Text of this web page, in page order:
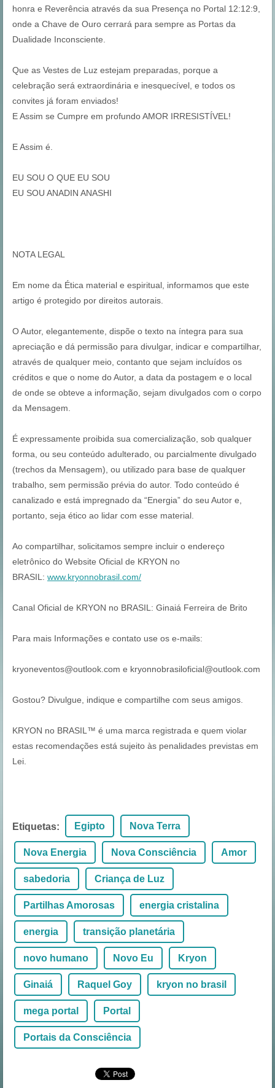
honra e Reverência através da sua Presença no Portal 12:12:9,
onde a Chave de Ouro cerrará para sempre as Portas da
Dualidade Inconsciente.
Que as Vestes de Luz estejam preparadas, porque a
celebração será extraordinária e inesquecível, e todos os
convites já foram enviados!
E Assim se Cumpre em profundo AMOR IRRESISTÍVEL!
E Assim é.
EU SOU O QUE EU SOU
EU SOU ANADIN ANASHI
NOTA LEGAL
Em nome da Ética material e espiritual, informamos que este
artigo é protegido por direitos autorais.
O Autor, elegantemente, dispõe o texto na íntegra para sua
apreciação e dá permissão para divulgar, indicar e compartilhar,
através de qualquer meio, contanto que sejam incluídos os
créditos e que o nome do Autor, a data da postagem e o local
de onde se obteve a informação, sejam divulgados com o corpo
da Mensagem.
É expressamente proibida sua comercialização, sob qualquer
forma, ou seu conteúdo adulterado, ou parcialmente divulgado
(trechos da Mensagem), ou utilizado para base de qualquer
trabalho, sem permissão prévia do autor. Todo conteúdo é
canalizado e está impregnado da “Energia” do seu Autor e,
portanto, seja ético ao lidar com esse material.
Ao compartilhar, solicitamos sempre incluir o endereço
eletrônico do Website Oficial de KRYON no
BRASIL: www.kryonnobrasil.com/
Canal Oficial de KRYON no BRASIL: Ginaiá Ferreira de Brito
Para mais Informações e contato use os e-mails:
kryoneventos@outlook.com e kryonnobrasiloficial@outlook.com
Gostou? Divulgue, indique e compartilhe com seus amigos.
KRYON no BRASIL™ é uma marca registrada e quem violar
estas recomendações está sujeito às penalidades previstas em
Lei.
Etiquetas: Egipto Nova Terra
Nova Energia Nova Consciência Amor
sabedoria Criança de Luz
Partilhas Amorosas energia cristalina
energia transição planetária
novo humano Novo Eu Kryon
Ginaiá Raquel Goy kryon no brasil
mega portal Portal
Portais da Consciência